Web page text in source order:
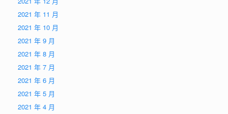
2021 年 11 月
2021 年 10 月
2021 年 9 月
2021 年 8 月
2021 年 7 月
2021 年 6 月
2021 年 5 月
2021 年 4 月